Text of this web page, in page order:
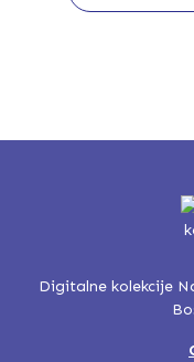
Digitalne kolekcije